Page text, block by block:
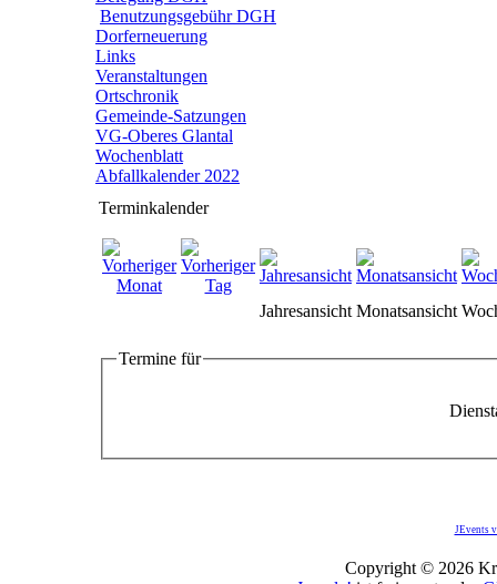
Benutzungsgebühr DGH
Dorferneuerung
Links
Veranstaltungen
Ortschronik
Gemeinde-Satzungen
VG-Oberes Glantal
Wochenblatt
Abfallkalender 2022
Terminkalender
Jahresansicht Monatsansicht
Termine für
JEvents
Copyright © 2026